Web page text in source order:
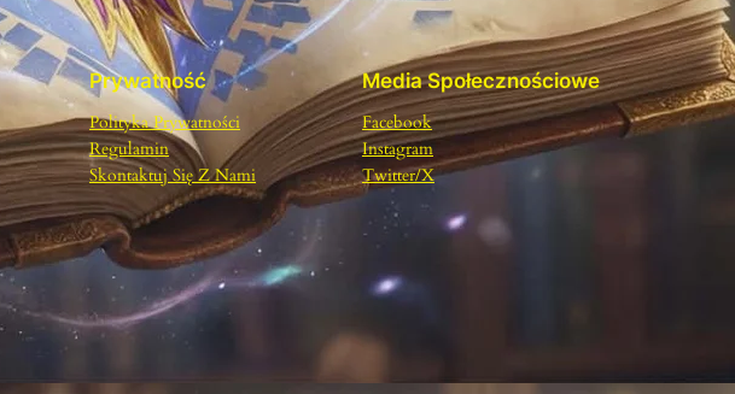
Prywatność
Polityka Prywatności
Regulamin
Skontaktuj Się Z Nami
Media Społecznościowe
Facebook
Instagram
Twitter/X